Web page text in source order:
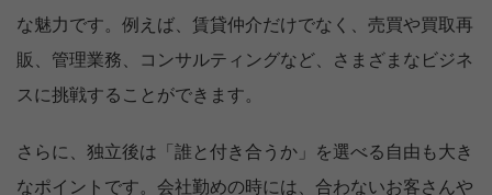
な魅力です。例えば、賃貸仲介だけでなく、売買や買取再
販、管理業務、コンサルティングなど、さまざまなビジネ
スに挑戦することができます。
さらに、独立後は「誰と付き合うか」を選べる自由も大き
なポイントです。会社勤めの時には、合わないお客さんや